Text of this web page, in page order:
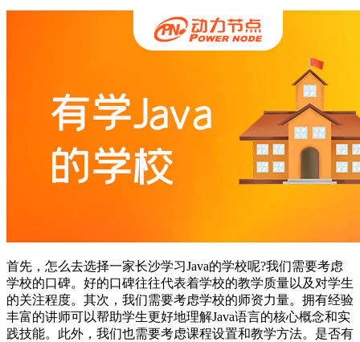
首先，怎么去选择一家长沙学习Java的学校呢?我们需要考虑
学校的口碑。好的口碑往往代表着学校的教学质量以及对学生
的关注程度。其次，我们需要考虑学校的师资力量。拥有经验
丰富的讲师可以帮助学生更好地理解Java语言的核心概念和实
践技能。此外，我们也需要考虑课程设置和教学方法。是否有